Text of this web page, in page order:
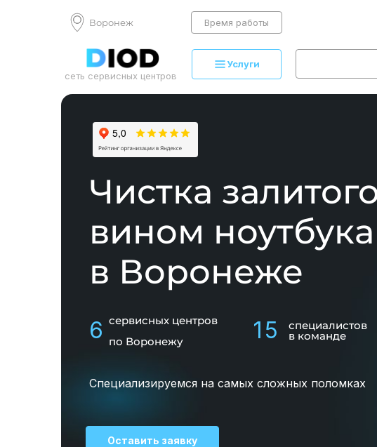
Воронеж Время работы
сеть сервисных центров
Услуги
Чистка
вином
в Воронеже
6 сервисных центров
по Воронежу
15 специалистов
в команде
Специализируемся на самых сложных поломках
Оставить заявку